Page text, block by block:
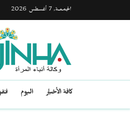
الجمعـة, 7 أغسطس 2026
كافة الأخبار اليوم